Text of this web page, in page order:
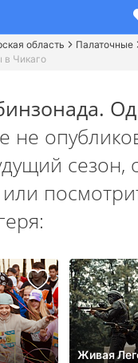
область
Палаточные
в Чикаго
не
сезон,
Живая